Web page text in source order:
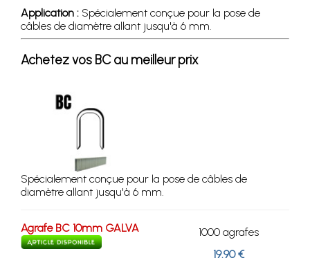
Application : Spécialement conçue pour la pose de
câbles de diamètre allant jusqu'à 6 mm.
Achetez vos BC au meilleur prix
Spécialement conçue pour la pose de câbles de
diamètre allant jusqu'à 6 mm.
Agrafe BC 10mm GALVA
1000 agrafes
19.90 €